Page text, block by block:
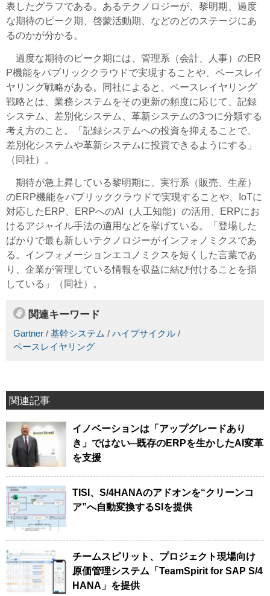
表したグラフである。あるテクノロジーが、黎明期、過度
な期待のピーク期、啓蒙活動期、などのどのステージにあ
るのかが分かる。
過度な期待のピーク期には、管理系（会計、人事）のER
P機能をパブリッククラウドで実現することや、 ペースレイ
ヤリング戦略がある。同社によると、 ペースレイヤリング
戦略とは、業務システムをその更新の頻度に応じて、記録
システム、差別化システム、革新システムの3つに分類する
考え方のこと。「記録システムへの投資を抑えることで、
差別化システムや革新システムに投資できるようにする」
（同社）。
期待が急上昇している黎明期に、実行系（販売、生産）
のERP機能をパブリッククラウドで実現することや、IoTに
対応したERP、ERPへのAI（人工知能）の活用、ERPにお
けるアジャイル手法の適用などを挙げている。「登場した
ばかりで最も新しいテクノロジーがインフォノミクスであ
る。インフォメーションエコノミクスを短くした言葉であ
り、企業が管理している情報を収益に結び付けることを指
している」（同社）。
関連キーワード
Gartner / 基幹システム / ハイプサイクル /
ペースレイヤリング
関連記事
イノベーションは「アップグレードあり
き」ではない─既存のERPを生かしたAI変革
を支援
TISI、S/4HANAのアドオンを“クリーンコ
ア”へ自動変換するSIを提供
チームスピリット、プロジェクト現場向け
原価管理システム「TeamSpirit for SAP S/4
HANA」を提供